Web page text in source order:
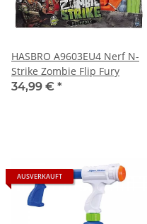
HASBRO A9603EU4 Nerf N-
Strike Zombie Flip Fury
34,99 € *
AUSVERKAUFT